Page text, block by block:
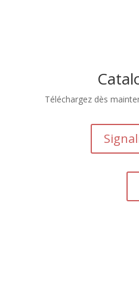
Téléchargez dès